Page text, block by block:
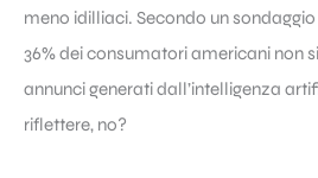
meno idilliaci. Secondo un
36% dei consumatori americani non
annunci generati dall’intelligenza
riflettere, no?